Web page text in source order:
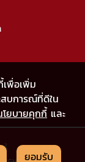
เพื่อเพิ่ม
สบการณ์ที่ดีใน
โยบายคุกกี้และ
ยอมรับ
กี้